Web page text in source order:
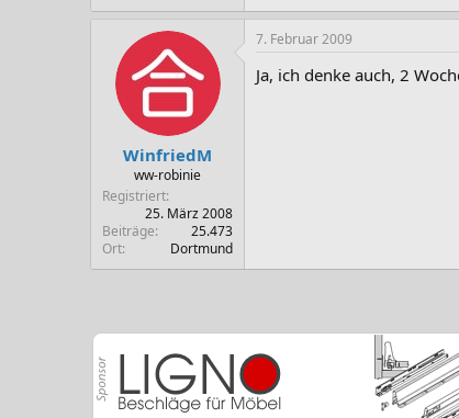
WinfriedM
ww-robinie
Registriert
25. März 2008
Beiträge
25.473
Ort
Dortmund
7. Februar 2009
Ja, ich denke auch, 2